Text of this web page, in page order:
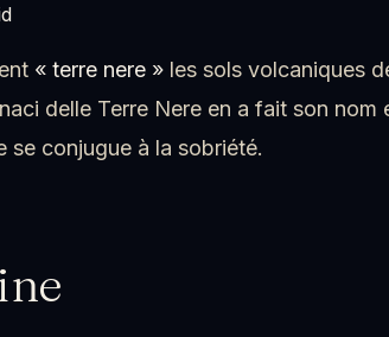
« terre nere » les sols volcaniques
delle Terre Nere en a fait son nom
se conjugue à la sobriété.